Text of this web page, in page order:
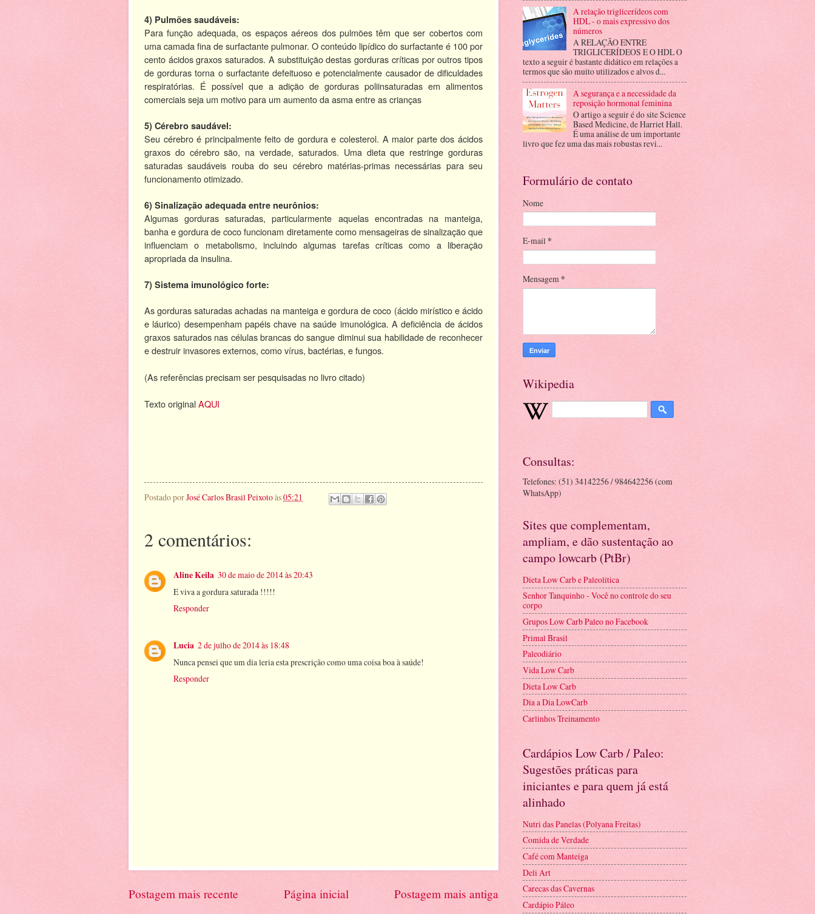
4) Pulmões saudáveis:
Para função adequada, os espaços aéreos dos pulmões têm que ser cobertos com
uma camada fina de surfactante pulmonar. O conteúdo lipídico do surfactante é 100 por
cento ácidos graxos saturados. A substituição destas gorduras críticas por outros tipos
de gorduras torna o surfactante defeituoso e potencialmente causador de dificuldades
respiratórias. É possível que a adição de gorduras poliinsaturadas em alimentos
comerciais seja um motivo para um aumento da asma entre as crianças
5) Cérebro saudável:
Seu cérebro é principalmente feito de gordura e colesterol. A maior parte dos ácidos
graxos do cérebro são, na verdade, saturados. Uma dieta que restringe gorduras
saturadas saudáveis rouba do seu cérebro matérias-primas necessárias para seu
funcionamento otimizado.
6) Sinalização adequada entre neurônios:
Algumas gorduras saturadas, particularmente aquelas encontradas na manteiga,
banha e gordura de coco funcionam diretamente como mensageiras de sinalização que
influenciam o metabolismo, incluindo algumas tarefas críticas como a liberação
apropriada da insulina.
7) Sistema imunológico forte:
As gorduras saturadas achadas na manteiga e gordura de coco (ácido mirístico e ácido
e láurico) desempenham papéis chave na saúde imunológica. A deficiência de ácidos
graxos saturados nas células brancas do sangue diminui sua habilidade de reconhecer
e destruir invasores externos, como vírus, bactérias, e fungos.
(As referências precisam ser pesquisadas no livro citado)
Texto originalAQUI
Postado porJosé Carlos Brasil Peixotoàs05:21
2 comentários:
Aline Keila 30 de maio de 2014 às 20:43
E viva a gordura saturada !!!!!
Responder
Lucia 2 de julho de 2014 às 18:48
Nunca pensei que um dia leria esta prescrição como uma coisa boa à saúde!
Responder
Postagem mais recente Postagem mais antiga
Página inicial
A relação triglicerídeos com
HDL - o mais expressivo dos
números
A RELAÇÃO ENTRE
TRIGLICERÍDEOS E O HDL O
texto a seguir é bastante didático em relações a
termos que são muito utilizados e alvos d...
A segurança e a necessidade da
reposição hormonal feminina
O artigo a seguir é do site Science
Based Medicine, de Harriet Hall.
É uma análise de um importante
livro que fez uma das mais robustas revi...
Formulário de contato
Nome
E-mail *
Mensagem *
Wikipedia
Consultas:
Telefones: (51) 34142256 / 984642256 (com
WhatsApp)
Sites que complementam,
ampliam, e dão sustentação ao
campo lowcarb (PtBr)
Dieta Low Carb e Paleolitica
Senhor Tanquinho - Você no controle do seu
corpo
Grupos Low Carb Paleo no Facebook
Primal Brasil
Paleodiário
Vida Low Carb
Dieta Low Carb
Dia a Dia LowCarb
Carlinhos Treinamento
Cardápios Low Carb / Paleo:
Sugestões práticas para
iniciantes e para quem já está
alinhado
Nutri das Panelas (Polyana Freitas)
Comida de Verdade
Café com Manteiga
Deli Art
Carecas das Cavernas
Cardápio Páleo